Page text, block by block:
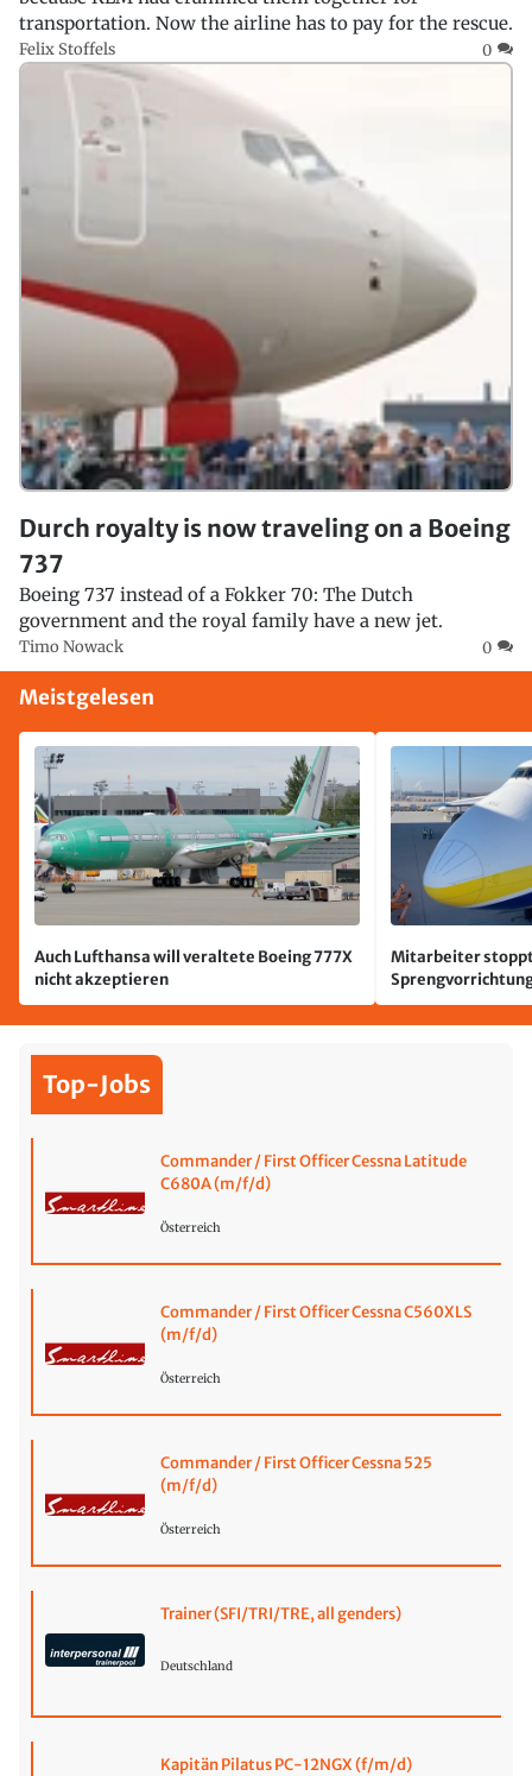
transportation. Now the airline has to pay for the rescue.
Felix Stoffels 0
Durch royalty is now traveling on a Boeing
737
Boeing 737 instead of a Fokker 70: The Dutch
government and the royal family have a new jet.
Timo Nowack 0
Meistgelesen
Auch Lufthansa will veraltete Boeing 777X
nicht akzeptieren
Mitarbeiter
Leipzig/Halle
Top-Jobs
Commander / First Officer Cessna Latitude
C680A (m/f/d)
Österreich
Commander / First Officer Cessna C560XLS
(m/f/d)
Österreich
Commander / First Officer Cessna 525
(m/f/d)
Österreich
Trainer (SFI/TRI/TRE, all genders)
Deutschland
Kapitän Pilatus PC-12NGX (f/m/d)